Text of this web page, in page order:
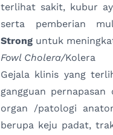
terlihat sakit, kubur
serta pemberian
Strong untuk
Fowl Cholera/Kolera
Gejala klinis yang
gangguan
organ /patologi
berupa keju padat,